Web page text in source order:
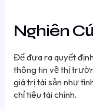
Nghiên
Để đưa ra quyết
thông tin về thị
giá trị tài sản như
chỉ tiêu tài chính.